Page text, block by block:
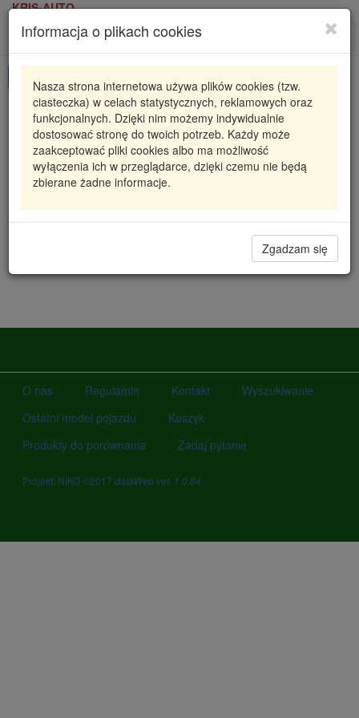
KRIS-AUTO
Informacja o plikach cookies
Nasza strona internetowa używa plików cookies (tzw.
ciasteczka) w celach statystycznych, reklamowych oraz
funkcjonalnych. Dzięki nim możemy indywidualnie
dostosować stronę do twoich potrzeb. Każdy może
zaakceptować pliki cookies albo ma możliwość
wyłączenia ich w przeglądarce, dzięki czemu nie będą
zbierane żadne informacje.
Zgadzam się
Karta produktu
818828 VAL VALEO
INTERCOOLER AUDI A4 (8D2, B5)
01/1995=>11/2000
1 277,51 zł
Radzyń 0
Filia Lublin 0
O nas Regulamin Kontakt
Wyszukiwanie
Ostatni model pojazdu
Koszyk
Produkty do porównania
Zadaj pytanie
Projekt: NIKO ©2017 dataWeb ver. 1.0.84